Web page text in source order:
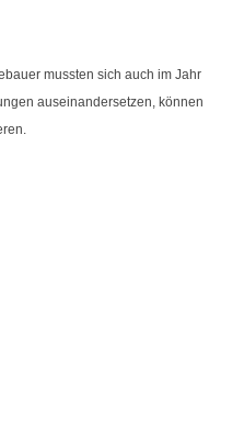
mussten sich auch im Jahr
auseinandersetzen, können